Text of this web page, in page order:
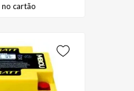
no cartão